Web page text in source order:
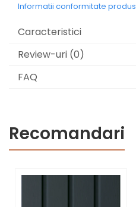
Informatii conformitate produs
Caracteristici
Review-uri (0)
FAQ
Recomandari